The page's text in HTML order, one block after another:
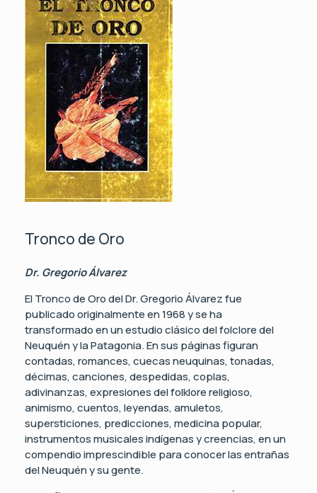
Tronco de Oro
Dr. Gregorio Álvarez
El Tronco de Oro del Dr. Gregorio Álvarez fue
publicado originalmente en 1968 y se ha
transformado en un estudio clásico del folclore del
Neuquén y la Patagonia. En sus páginas figuran
contadas, romances, cuecas neuquinas, tonadas,
décimas, canciones, despedidas, coplas,
adivinanzas, expresiones del folklore religioso,
animismo, cuentos, leyendas, amuletos,
supersticiones, predicciones, medicina popular,
instrumentos musicales indígenas y creencias, en un
compendio imprescindible para conocer las entrañas
del Neuquén y su gente.